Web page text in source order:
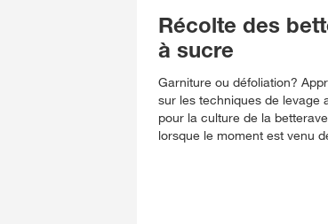
Récolte des
à sucre
Garniture ou défoliation?
sur les techniques de levage
pour la culture de la
lorsque le moment est venu